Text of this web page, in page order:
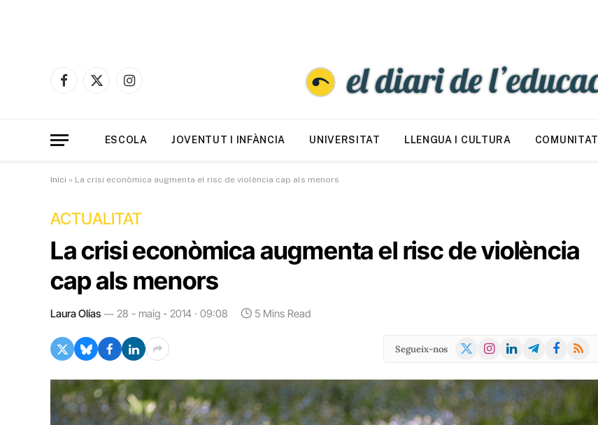
Facebook
X
Instagram
ESCOLA JOVENTUT I INFÀNCIA UNIVERSITAT LLENGUA I CULTURA COMUNITAT
Inici » La crisi econòmica augmenta el risc de violència cap als menors
ACTUALITAT
La crisi econòmica augmenta el risc de violència
cap als menors
Laura Olías 28 - maig - 2014 · 09:08 5 Mins Read
Segueix-nos
X
Instagram
LinkedInTelegramFacebook
RSS